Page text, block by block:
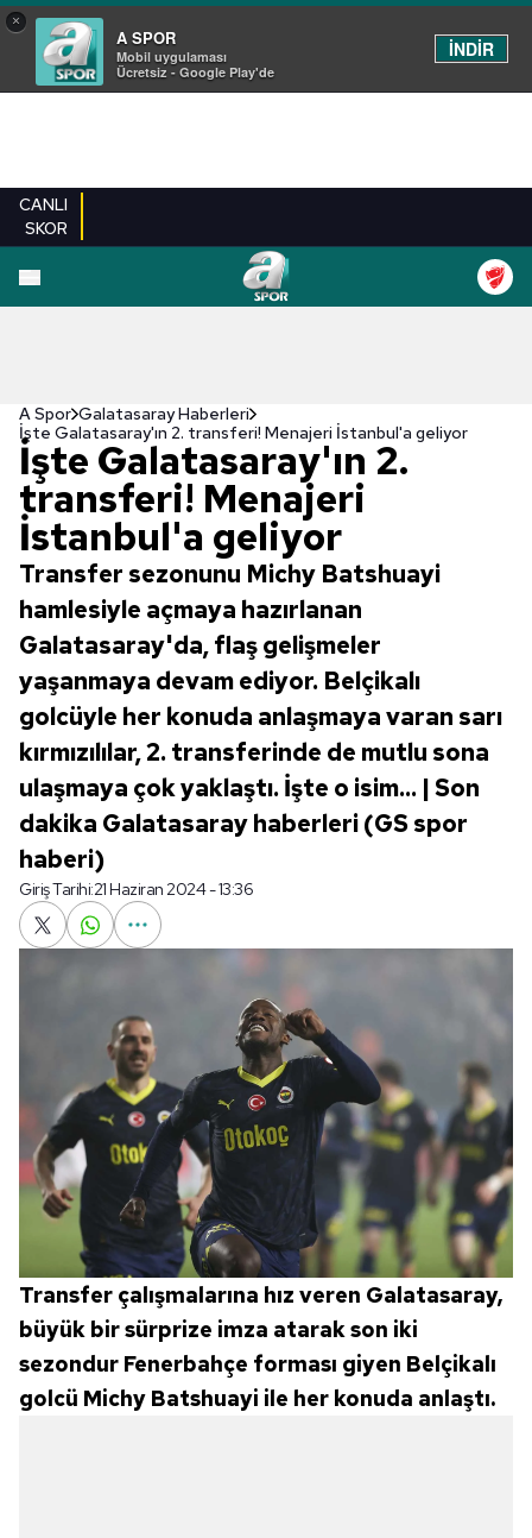
×
A SPOR
Mobil uygulaması
Ücretsiz - Google Play'de
İNDİR
CANLI
SKOR
A Spor Galatasaray Haberleri
İşte Galatasaray'ın 2. transferi! Menajeri İstanbul'a geliyor
İşte Galatasaray'ın 2.
transferi! Menajeri
İstanbul'a geliyor
Transfer sezonunu Michy Batshuayi
hamlesiyle açmaya hazırlanan
Galatasaray'da, flaş gelişmeler
yaşanmaya devam ediyor. Belçikalı
golcüyle her konuda anlaşmaya varan sarı
kırmızılılar, 2. transferinde de mutlu sona
ulaşmaya çok yaklaştı. İşte o isim... | Son
dakika Galatasaray haberleri (GS spor
haberi)
Giriş Tarihi:21 Haziran 2024 - 13:36
Transfer çalışmalarına hız veren Galatasaray,
büyük bir sürprize imza atarak son iki
sezondur Fenerbahçe forması giyen Belçikalı
golcü Michy Batshuayi ile her konuda anlaştı.